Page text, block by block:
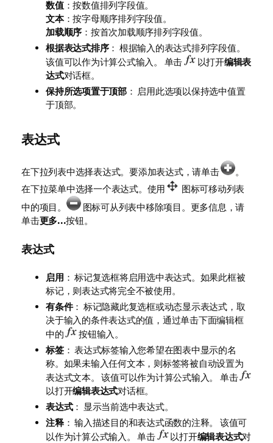
数值：按数值排列字段值。
文本：按字母顺序排列字段值。
加载顺序 ：按首次加载顺序排列字段值。
根据表达式排序： 根据输入的表达式排列字段值。
该值可以作为计算公式输入。 单击
以打开编辑表
达式对话框。
保持所选项置于顶部： 启用此选项以保持选中值置
于顶部。
表达式
在下拉列表中选择表达式。要添加表达式，请单击
。
在下拉菜单中选择一个表达式。使用
图标可移动列表
中的项目。
图标可从列表中移除项目。更多信息，请
单击更多...按钮。
表达式
启用 ： 标记复选框将启用选中表达式。如果此框被
标记，则表达式将完全不被使用。
有条件： 标记隐藏此复选框或动态显示表达式，取
决于输入的条件表达式的值，通过单击下面编辑框
中的
按钮输入。
标签： 表达式标签输入您希望在图表中显示的名
称。如果未输入任何文本，则标签将被自动设置为
表达式文本。 该值可以作为计算公式输入。 单击
以打开编辑表达式对话框。
表达式： 显示当前选中表达式。
注释： 输入描述目的和表达式函数的注释。 该值可
以作为计算公式输入。 单击
以打开编辑表达式对